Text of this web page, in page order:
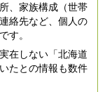
、家族構成（世帯
絡先など、個人の
す。
在しない「北海道
たとの情報も数件